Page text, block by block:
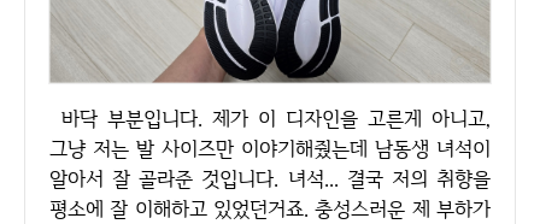
바닥 부분입니다. 제가 이 디자인을 고른게 아니고,
그냥 저는 발 사이즈만 이야기해줬는데 남동생 녀석이
알아서 잘 골라준 것입니다. 녀석... 결국 저의 취향을
평소에 잘 이해하고 있었던거죠. 충성스러운 제 부하가